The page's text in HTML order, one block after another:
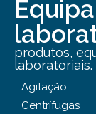
produtos,
laboratoriais.
Agitação
Centrífugas